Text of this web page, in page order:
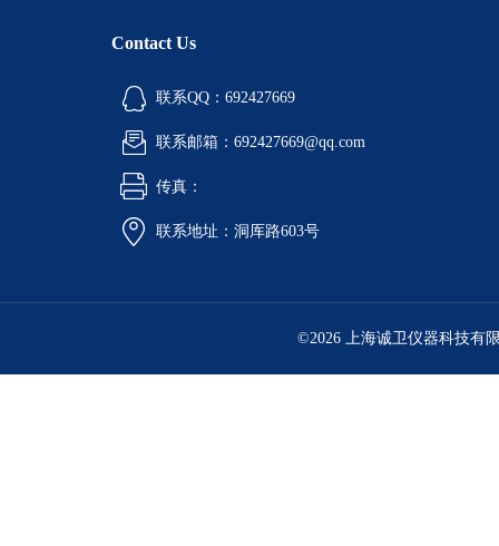
Contact Us
联系QQ：692427669
联系邮箱：692427669@qq.com
传真：
联系地址：洞厍路603号
©2026 上海诚卫仪器科技有